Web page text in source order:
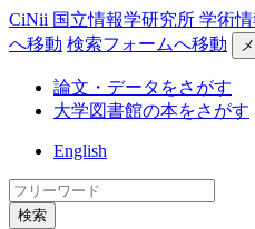
CiNii 国立情報学研究所 学術
へ移動 検索フォームへ移動
論文・データをさがす
大学図書館の本をさがす
English
検索